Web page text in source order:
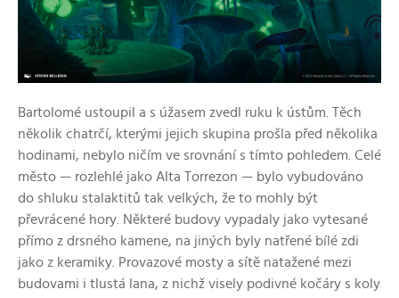
Bartolomé ustoupil a s úžasem zvedl ruku k ústům. Těch
několik chatrčí, kterými jejich skupina prošla před několika
hodinami, nebylo ničím ve srovnání s tímto pohledem. Celé
město — rozlehlé jako Alta Torrezon — bylo vybudováno
do shluku stalaktitů tak velkých, že to mohly být
převrácené hory. Některé budovy vypadaly jako vytesané
přímo z drsného kamene, na jiných byly natřené bílé zdi
jako z keramiky. Provazové mosty a sítě natažené mezi
budovami i tlustá lana, z nichž visely podivné kočáry s koly